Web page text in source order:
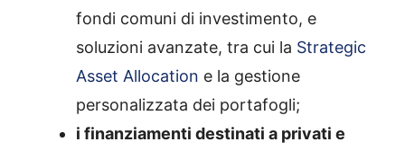
fondi comuni di investimento, e
soluzioni avanzate, tra cui la Strategic
Asset Allocation e la gestione
personalizzata dei portafogli;
i finanziamenti destinati a privati e